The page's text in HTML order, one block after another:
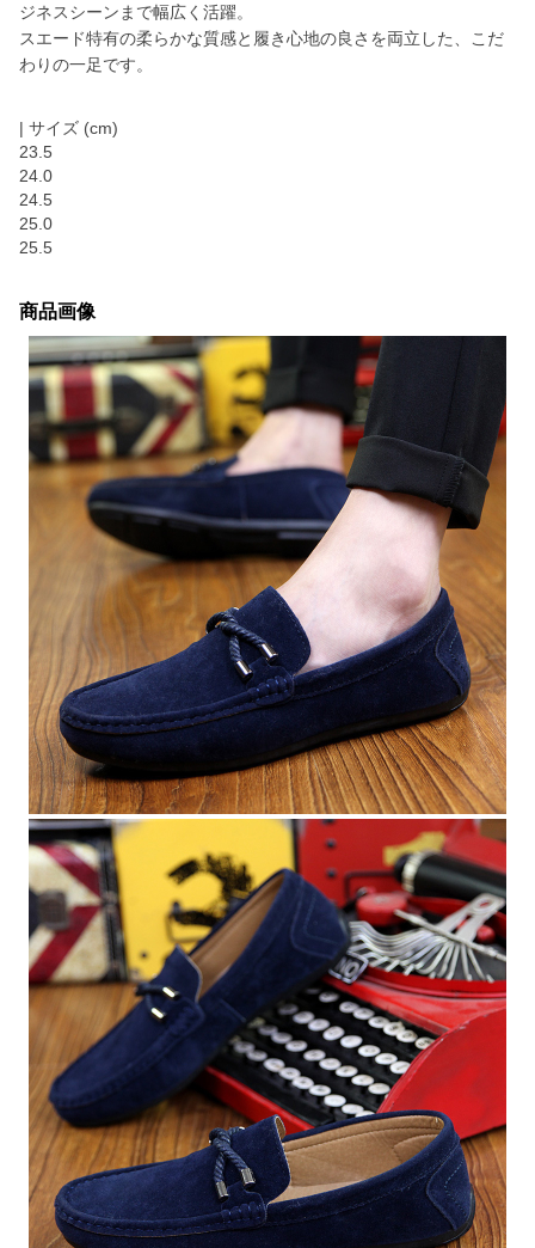
ジネスシーンまで幅広く活躍。
スエード特有の柔らかな質感と履き心地の良さを両立した、こだ
わりの一足です。
| サイズ (cm)
23.5
24.0
24.5
25.0
25.5
商品画像